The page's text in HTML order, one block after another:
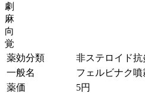
劇
麻
向
覚
薬効分類
非ステロイド
一般名
フェルビナク噴
薬価
5円